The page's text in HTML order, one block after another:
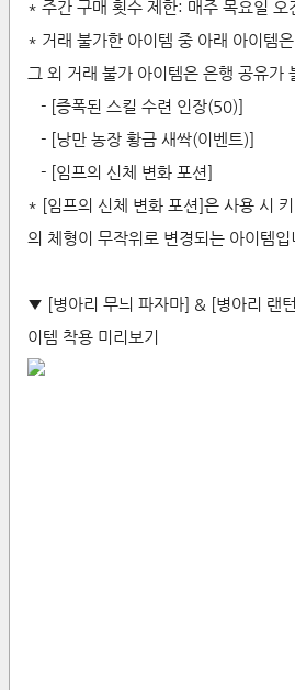
* 주간 구매 횟수 제한: 매주 목요일 오
* 거래 불가한 아이템 중 아래 아이템
그 외 거래 불가 아이템은 은행 공유가
- [증폭된 스킬 수련 인장(50)]
- [낭만 농장 황금 새싹(이벤트)]
- [임프의 신체 변화 포션]
* [임프의 신체 변화 포션]은 사용 시
의 체형이 무작위로 변경되는 아이템입
▼ [병아리 무늬 파자마] & [병아리 랜
이템 착용 미리보기